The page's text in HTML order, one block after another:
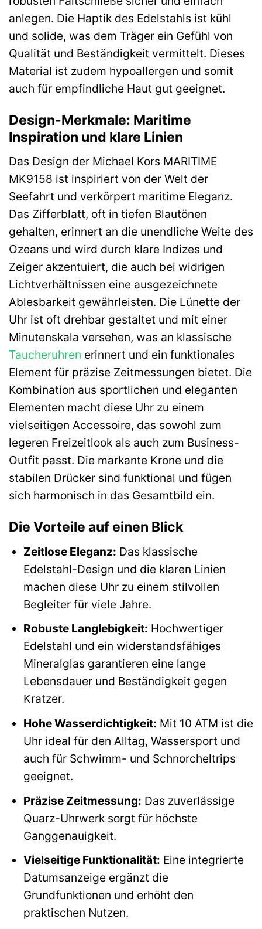
anlegen. Die Haptik des Edelstahls ist kühl
und solide, was dem Träger ein Gefühl von
Qualität und Beständigkeit vermittelt. Dieses
Material ist zudem hypoallergen und somit
auch für empfindliche Haut gut geeignet.
Design-Merkmale: Maritime
Inspiration und klare Linien
Das Design der Michael Kors MARITIME
MK9158 ist inspiriert von der Welt der
Seefahrt und verkörpert maritime Eleganz.
Das Zifferblatt, oft in tiefen Blautönen
gehalten, erinnert an die unendliche Weite des
Ozeans und wird durch klare Indizes und
Zeiger akzentuiert, die auch bei widrigen
Lichtverhältnissen eine ausgezeichnete
Ablesbarkeit gewährleisten. Die Lünette der
Uhr ist oft drehbar gestaltet und mit einer
Minutenskala versehen, was an klassische
Taucheruhren erinnert und ein funktionales
Element für präzise Zeitmessungen bietet. Die
Kombination aus sportlichen und eleganten
Elementen macht diese Uhr zu einem
vielseitigen Accessoire, das sowohl zum
legeren Freizeitlook als auch zum Business-
Outfit passt. Die markante Krone und die
stabilen Drücker sind funktional und fügen
sich harmonisch in das Gesamtbild ein.
Die Vorteile auf einen Blick
Zeitlose Eleganz: Das klassische
Edelstahl-Design und die klaren Linien
machen diese Uhr zu einem stilvollen
Begleiter für viele Jahre.
Robuste Langlebigkeit: Hochwertiger
Edelstahl und ein widerstandsfähiges
Mineralglas garantieren eine lange
Lebensdauer und Beständigkeit gegen
Kratzer.
Hohe Wasserdichtigkeit: Mit 10 ATM ist die
Uhr ideal für den Alltag, Wassersport und
auch für Schwimm- und Schnorcheltrips
geeignet.
Präzise Zeitmessung: Das zuverlässige
Quarz-Uhrwerk sorgt für höchste
Ganggenauigkeit.
Vielseitige Funktionalität: Eine integrierte
Datumsanzeige ergänzt die
Grundfunktionen und erhöht den
praktischen Nutzen.